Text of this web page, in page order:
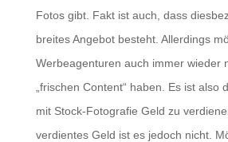
Fotos gibt. Fakt ist auch, dass
breites Angebot besteht. Allerdings
Werbeagenturen auch immer wieder
„frischen Content“ haben. Es ist also
mit Stock-Fotografie Geld zu
verdientes Geld ist es jedoch nicht.